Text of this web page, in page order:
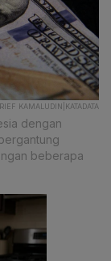
KAMALUDIN|KATADATA
dengan
beberapa